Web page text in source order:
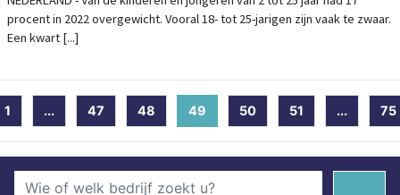
procent in 2022 overgewicht. Vooral 18- tot 25-jarigen zijn vaak te zwaar.
Een kwart [...]
1 ... 47 48 49 (current)
50 51 ... 75